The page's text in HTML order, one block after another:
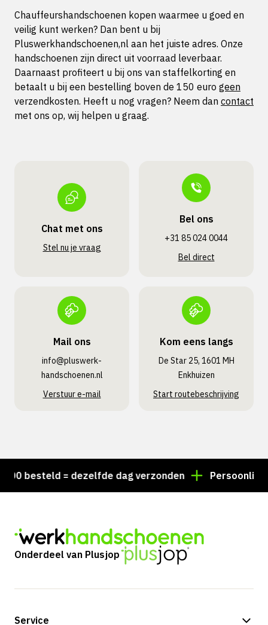
Chauffeurshandschoenen kopen waarmee u goed en
veilig kunt werken? Dan bent u bij
Pluswerkhandschoenen,nl aan het juiste adres. Onze
handschoenen zijn direct uit voorraad leverbaar.
Daarnaast profiteert u bij ons van staffelkorting en
betaalt u bij een bestelling boven de 150 euro geen
verzendkosten. Heeft u nog vragen? Neem dan contact
met ons op, wij helpen u graag.
Chat met ons
Stel nu je vraag
Bel ons
+31 85 024 0044
Bel direct
Mail ons
info@pluswerk­
handschoenen.nl
Verstuur e-mail
Kom eens langs
De Star 25, 1601 MH
Enkhuizen
Start routebeschrijving
besteld = dezelfde dag verzonden Persoonlijk
Onderdeel van Plusjop
Service